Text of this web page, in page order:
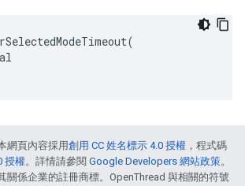
網頁內容採用創用 CC 姓名標示 4.0 授權 ，程式碼
授權。詳情請參閱 Google Developers 網站政策。
關係企業的註冊商標。OpenThread 與相關的符號